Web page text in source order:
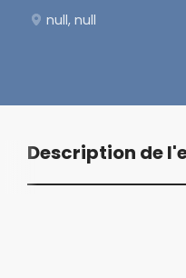
null, null
Description de